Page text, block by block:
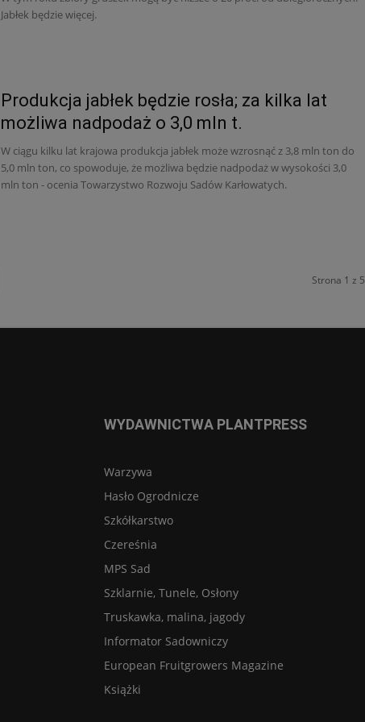
Jabłek będzie więcej.
Produkcja jabłek będzie rosła; za kilka lat
możliwa nadpodaż o 3,0 mln t.
W ciągu kilku lat krajowa produkcja jabłek może wzrosnąć z 3,8 mln ton do
5,0 mln ton, co spowoduje, że możliwa będzie nadpodaż w wysokości 3,0
mln ton - ocenia Towarzystwo Rozwoju Sadów Karłowatych.
Strona 1 z 5
WYDAWNICTWA PLANTPRESS
Warzywa
Hasło Ogrodnicze
Szkółkarstwo
Czereśnia
MPS Sad
Szklarnie, Tunele, Osłony
Truskawka, malina, jagody
Informator Sadowniczy
European Fruitgrowers Magazine
Książki